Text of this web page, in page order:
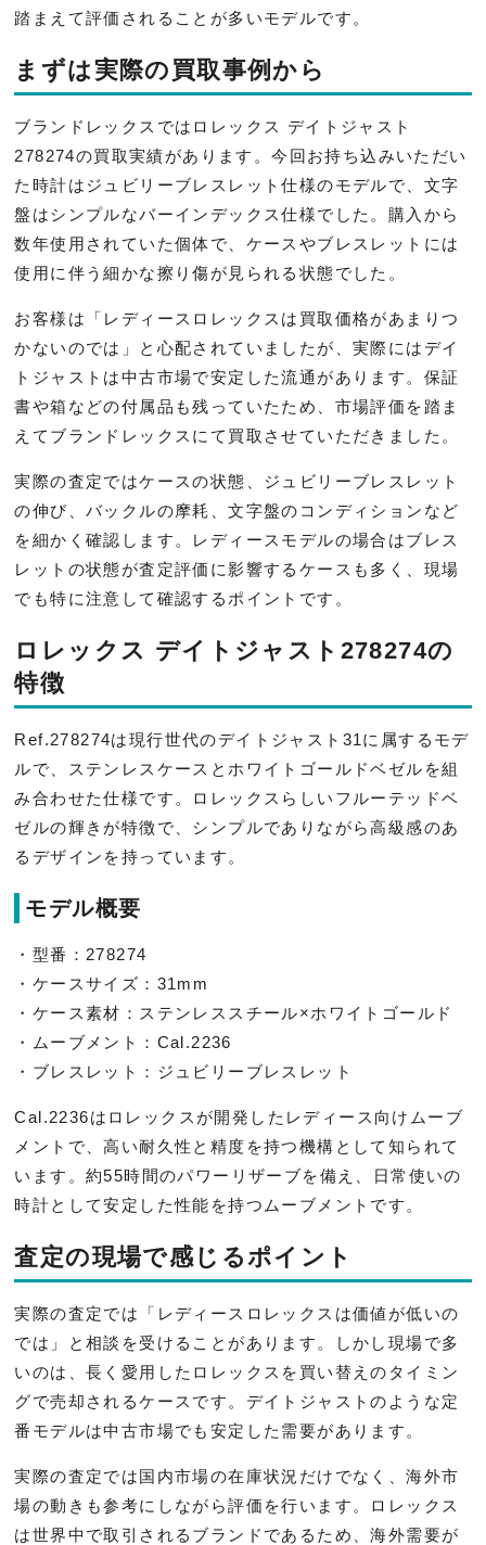
踏まえて評価されることが多いモデルです。
まずは実際の買取事例から
ブランドレックスではロレックス デイトジャスト
278274の買取実績があります。今回お持ち込みいただい
た時計はジュビリーブレスレット仕様のモデルで、文字
盤はシンプルなバーインデックス仕様でした。購入から
数年使用されていた個体で、ケースやブレスレットには
使用に伴う細かな擦り傷が見られる状態でした。
お客様は「レディースロレックスは買取価格があまりつ
かないのでは」と心配されていましたが、実際にはデイ
トジャストは中古市場で安定した流通があります。保証
書や箱などの付属品も残っていたため、市場評価を踏ま
えてブランドレックスにて買取させていただきました。
実際の査定ではケースの状態、ジュビリーブレスレット
の伸び、バックルの摩耗、文字盤のコンディションなど
を細かく確認します。レディースモデルの場合はブレス
レットの状態が査定評価に影響するケースも多く、現場
でも特に注意して確認するポイントです。
ロレックス デイトジャスト278274の
特徴
Ref.278274は現行世代のデイトジャスト31に属するモデ
ルで、ステンレスケースとホワイトゴールドベゼルを組
み合わせた仕様です。ロレックスらしいフルーテッドベ
ゼルの輝きが特徴で、シンプルでありながら高級感のあ
るデザインを持っています。
モデル概要
・型番：278274
・ケースサイズ：31mm
・ケース素材：ステンレススチール×ホワイトゴールド
・ムーブメント：Cal.2236
・ブレスレット：ジュビリーブレスレット
Cal.2236はロレックスが開発したレディース向けムーブ
メントで、高い耐久性と精度を持つ機構として知られて
います。約55時間のパワーリザーブを備え、日常使いの
時計として安定した性能を持つムーブメントです。
査定の現場で感じるポイント
実際の査定では「レディースロレックスは価値が低いの
では」と相談を受けることがあります。しかし現場で多
いのは、長く愛用したロレックスを買い替えのタイミン
グで売却されるケースです。デイトジャストのような定
番モデルは中古市場でも安定した需要があります。
実際の査定では国内市場の在庫状況だけでなく、海外市
場の動きも参考にしながら評価を行います。ロレックス
は世界中で取引されるブランドであるため、海外需要が